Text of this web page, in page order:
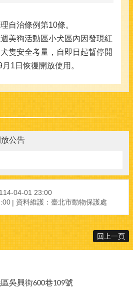
自治條例第10條。
美狗活動區小犬區內因發現紅
隻安全考量，自即日起暫停開
1日恢復開放使用。
公告
04-01 23:00
資料維護：臺北市動物保護處
回上一頁
物保護處
吳興街600巷109號